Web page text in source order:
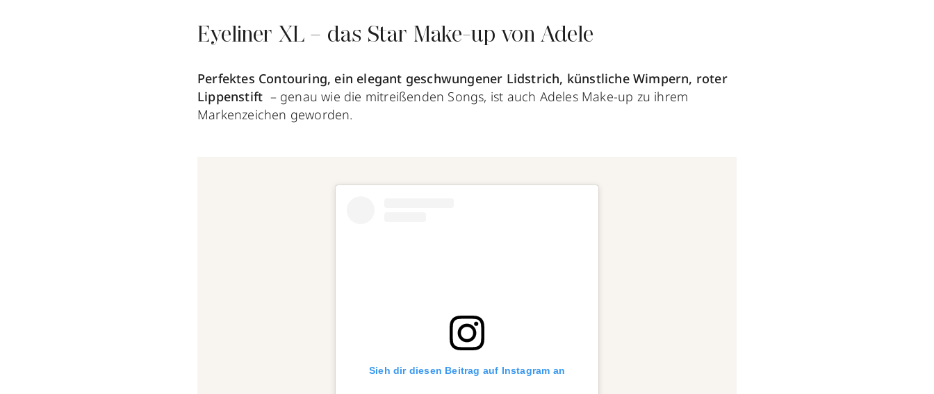
Eyeliner XL – das Star Make-up von Adele
Perfektes Contouring, ein elegant geschwungener Lidstrich, künstliche Wimpern, roter
Lippenstift – genau wie die mitreißenden Songs, ist auch Adeles Make-up zu ihrem
Markenzeichen geworden.
Sieh dir diesen Beitrag auf Instagram an